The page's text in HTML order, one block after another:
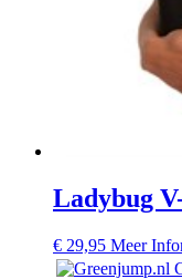
Ladybug
€ 29,95 Meer